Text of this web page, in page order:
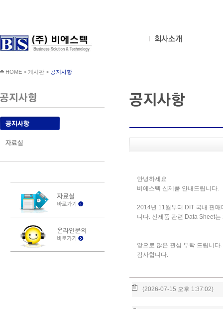
HOME > 게시판 > 공지사항
안녕하세요
비에스텍 신제품 안내드립니다.
2014년 11월부터 DIT 국내 판
니다. 신제품 관련 Data Sheet
앞으로 많은 관심 부탁 드립니다.
감사합니다.
(2026-07-15 오후 1:37:02)